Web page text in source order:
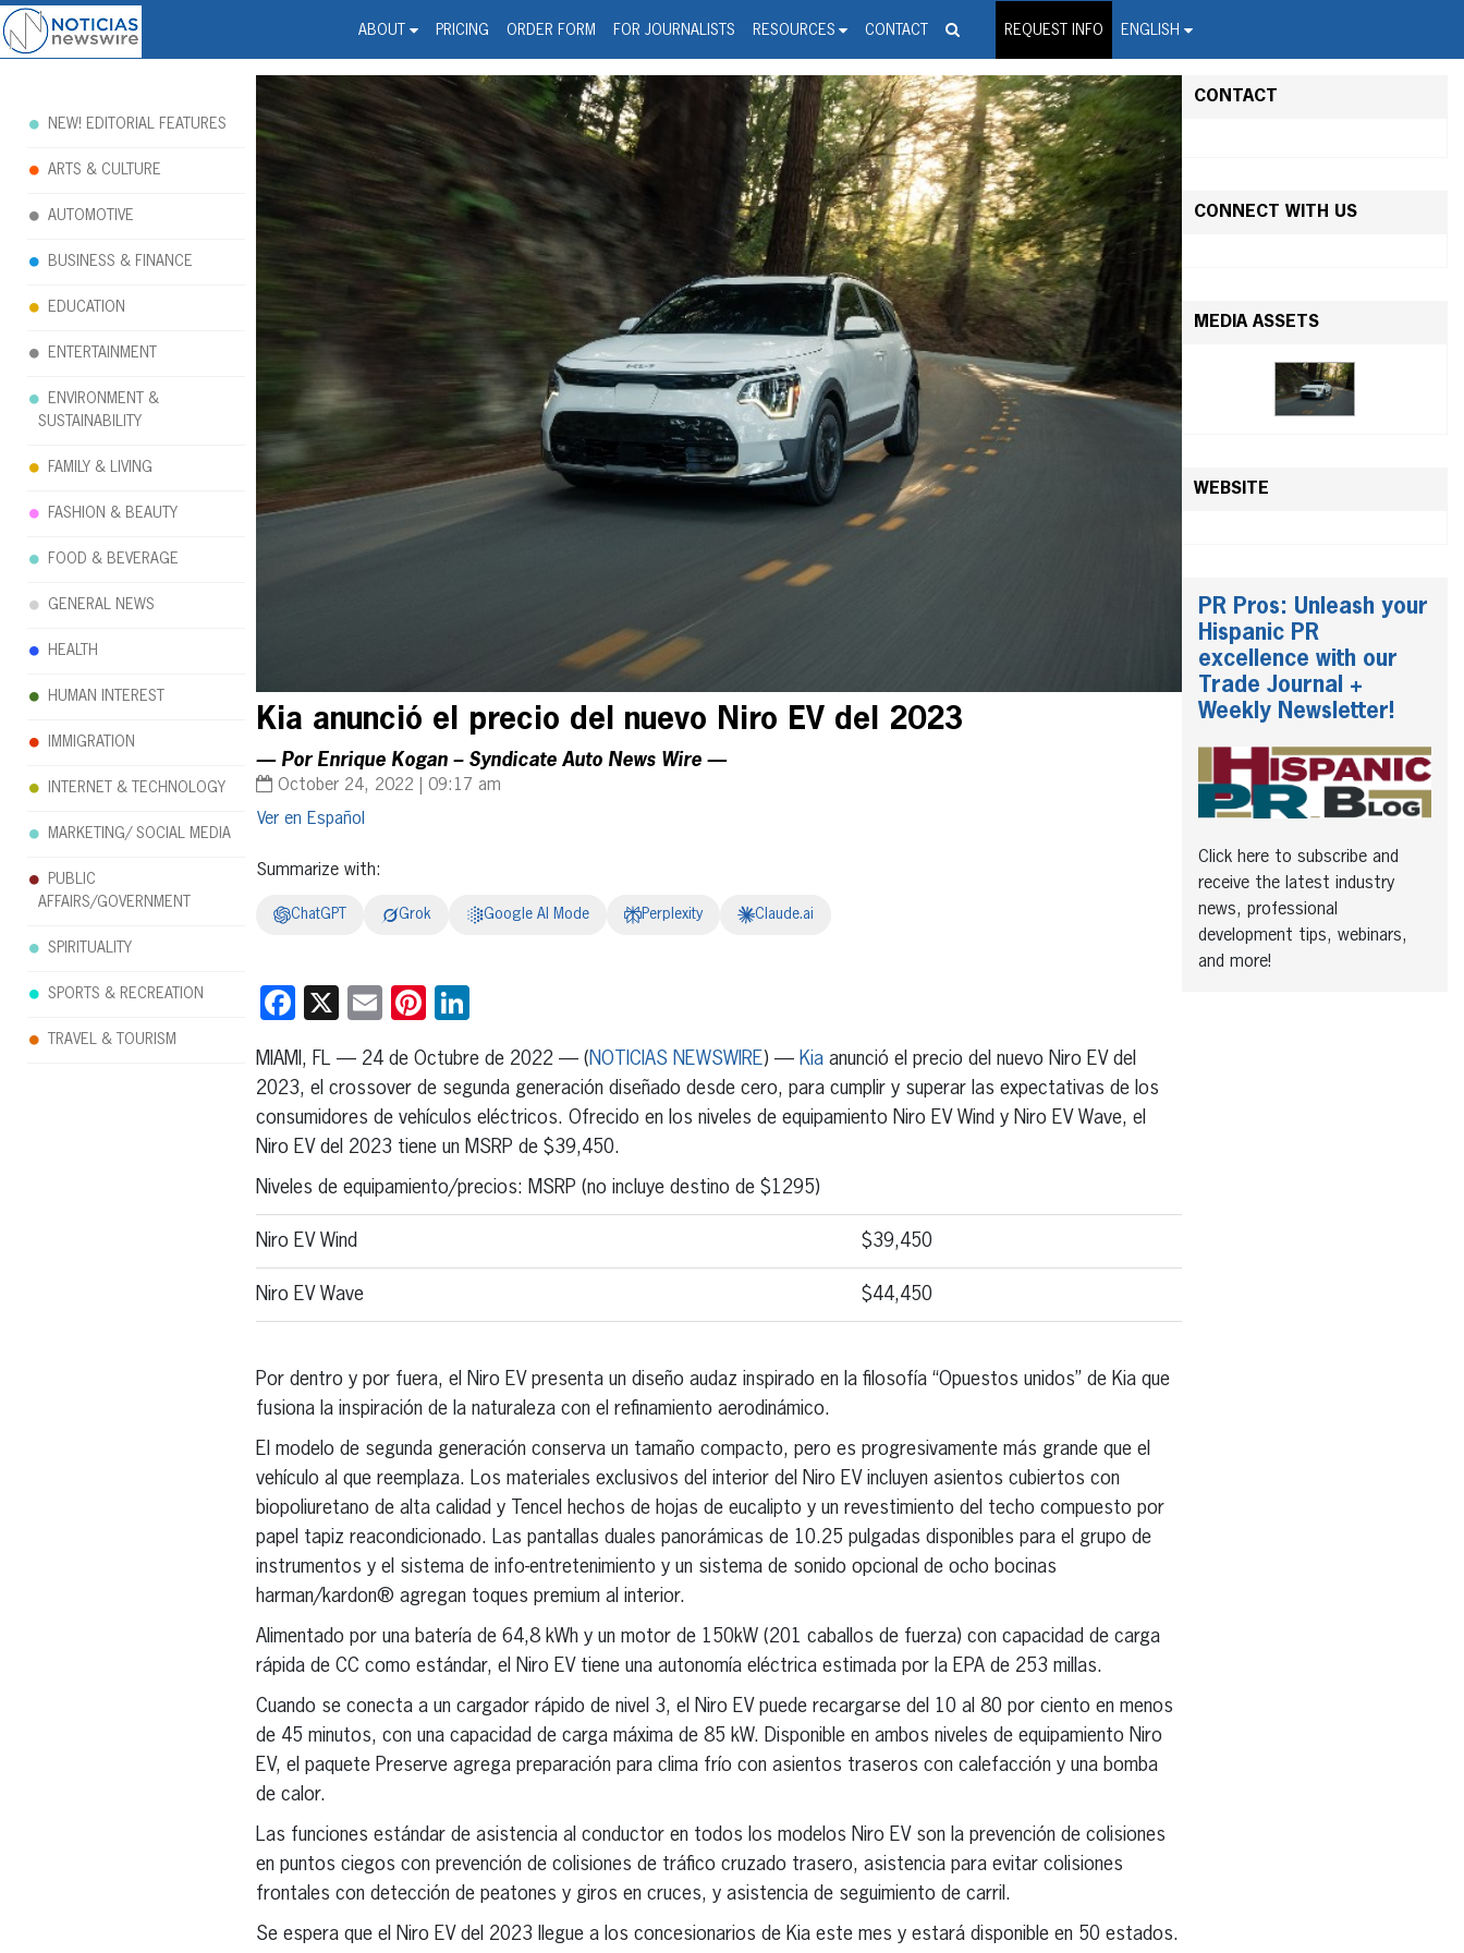
ABOUT PRICING ORDER FORM FOR JOURNALISTS RESOURCES CONTACT REQUEST INFO ENGLISH
Noticias Newswire - Hispanic Press Release Distribution Wire Service
Kia anunció el precio del nuevo Niro EV del 2023
— Por Enrique Kogan – Syndicate Auto News Wire —
October 24, 2022 | 09:17 am
Español
Summarize with:
ChatGPT Grok Google AI Mode Perplexity Claude.ai
Facebook
X EmailPinterest
MIAMI, FL — 24 de Octubre de 2022 — (NOTICIAS NEWSWIRE) — Kiaanunció el precio del nuevo Niro EV del
2023, el crossover de segunda generación diseñado desde cero, para cumplir y superar las expectativas de los
consumidores de vehículos eléctricos. Ofrecido en los niveles de equipamiento Niro EV Wind y Niro EV Wave, el
Niro EV del 2023 tiene un MSRP de $39,450.
Niveles de equipamiento/precios: MSRP (no incluye destino de $1295)
Niro EV Wind $39,450
Niro EV Wave $44,450
Por dentro y por fuera, el Niro EV presenta un diseño audaz inspirado en la filosofía “Opuestos unidos” de Kia que
fusiona la inspiración de la naturaleza con el refinamiento aerodinámico.
El modelo de segunda generación conserva un tamaño compacto, pero es progresivamente más grande que el
vehículo al que reemplaza. Los materiales exclusivos del interior del Niro EV incluyen asientos cubiertos con
biopoliuretano de alta calidad y Tencel hechos de hojas de eucalipto y un revestimiento del techo compuesto por
papel tapiz reacondicionado. Las pantallas duales panorámicas de 10.25 pulgadas disponibles para el grupo de
instrumentos y el sistema de info-entretenimiento y un sistema de sonido opcional de ocho bocinas
harman/kardon® agregan toques premium al interior.
Alimentado por una batería de 64,8 kWh y un motor de 150kW (201 caballos de fuerza) con capacidad de carga
rápida de CC como estándar, el Niro EV tiene una autonomía eléctrica estimada por la EPA de 253 millas.
Cuando se conecta a un cargador rápido de nivel 3, el Niro EV puede recargarse del 10 al 80 por ciento en menos
de 45 minutos, con una capacidad de carga máxima de 85 kW. Disponible en ambos niveles de equipamiento Niro
EV, el paquete Preserve agrega preparación para clima frío con asientos traseros con calefacción y una bomba
de calor.
Las funciones estándar de asistencia al conductor en todos los modelos Niro EV son la prevención de colisiones
en puntos ciegos con prevención de colisiones de tráfico cruzado trasero, asistencia para evitar colisiones
frontales con detección de peatones y giros en cruces, y asistencia de seguimiento de carril.
Se espera que el Niro EV del 2023 llegue a los concesionarios de Kia este mes y estará disponible en 50 estados.
CONTACT
CONNECT WITH US
MEDIA ASSETS
WEBSITE
PR Pros: Unleash your
Hispanic PR
excellence with our
Trade Journal +
Weekly Newsletter!
Click here to subscribe and
receive the latest industry
news, professional
development tips, webinars,
and more!
NEW! EDITORIAL FEATURES
ARTS & CULTURE
AUTOMOTIVE
BUSINESS & FINANCE
EDUCATION
ENTERTAINMENT
ENVIRONMENT &
SUSTAINABILITY
FAMILY & LIVING
FASHION & BEAUTY
FOOD & BEVERAGE
GENERAL NEWS
HEALTH
HUMAN INTEREST
IMMIGRATION
INTERNET & TECHNOLOGY
MARKETING/ SOCIAL MEDIA
PUBLIC
AFFAIRS/GOVERNMENT
SPIRITUALITY
SPORTS & RECREATION
TRAVEL & TOURISM